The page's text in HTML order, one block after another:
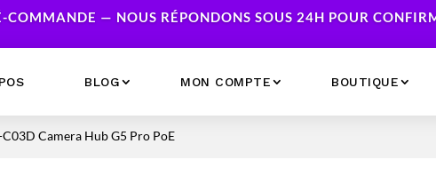
COMMANDE — NOUS RÉPONDONS SOUS 24H POUR
BLOG MON COMPTE BOUTIQUE
Camera Hub G5 Pro PoE